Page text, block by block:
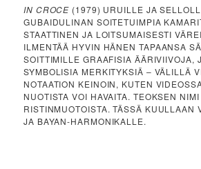
IN CROCE (1979) URUILLE JA
GUBAIDULINAN SOITETUIMPIA
STAATTINEN JA LOITSUMAISESTI
ILMENTÄÄ HYVIN HÄNEN TAPAANSA
SOITTIMILLE GRAAFISIA ÄÄRIVIIVOJA,
SYMBOLISIA MERKITYKSIÄ – VÄLILLÄ
NOTAATION KEINOIN, KUTEN
NUOTISTA VOI HAVAITA. TEOKSEN
RISTINMUOTOISTA. TÄSSÄ KUULLAAN
JA BAYAN-HARMONIKALLE.